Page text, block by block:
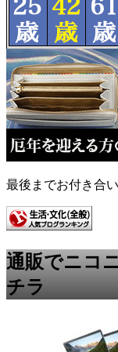
最後までお付き合
通販でニコ
チラ